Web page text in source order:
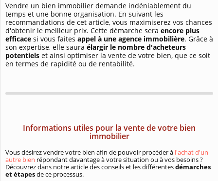
Vendre un bien immobilier demande indéniablement du
temps et une bonne organisation. En suivant les
recommandations de cet article, vous maximiserez vos chances
d'obtenir le meilleur prix. Cette démarche sera encore plus
efficace si vous faites appel à une agence immobilière. Grâce à
son expertise, elle saura élargir le nombre d'acheteurs
potentiels et ainsi optimiser la vente de votre bien, que ce soit
en termes de rapidité ou de rentabilité.
Informations utiles pour la vente de votre bien
immobilier
Vous désirez vendre votre bien afin de pouvoir procéder à l'achat d'un
autre bien répondant davantage à votre situation ou à vos besoins ?
Découvrez dans notre article des conseils et les différentesdémarches
et étapesde ce processus.